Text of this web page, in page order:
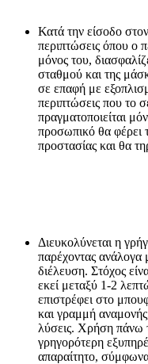
Κατά την είσοδο
περιπτώσεις όπου ο
μόνος του,
σταθμού και της
σε επαφή με
περιπτώσεις που το
πραγματοποιείται
προσωπικό θα φέρει
προστασίας και θα
Διευκολύνεται η
παρέχοντας ανάλογα
διέλευση. Στόχος
εκεί μεταξύ 1-2
επιστρέφει στο
και γραμμή
λύσεις. Χρήση πάνω
γρηγορότερη
απαραίτητο,